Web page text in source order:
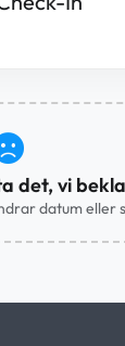
det, vi
datum eller